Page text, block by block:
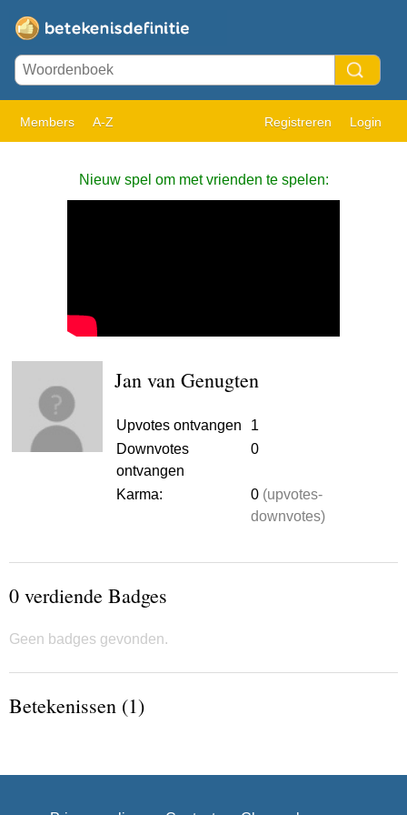
Members A-Z Registreren Login
Nieuw spel om met vrienden te spelen:
Jan van Genugten
Upvotes ontvangen
1
Downvotes
ontvangen
0
Karma: 0 (upvotes-
downvotes)
0 verdiende Badges
Geen badges gevonden.
Betekenissen (1)